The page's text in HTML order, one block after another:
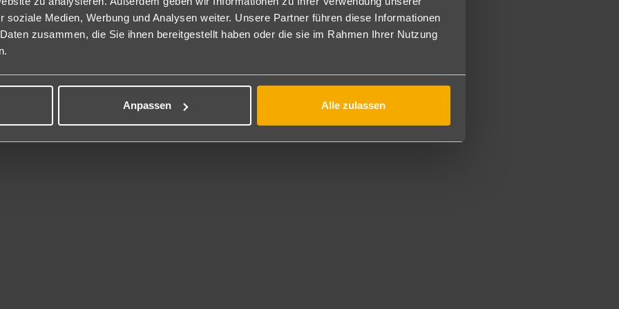
soziale Medien, Werbung und Analysen weiter. Unsere Partner führen diese Informationen
zusammen, die Sie ihnen bereitgestellt haben oder die sie im Rahmen Ihrer Nutzung
Anpassen Alle zulassen
von 18:30-21:30 Uhr (im Winter)/19-22 Uhr (im Sommer) in Buffetform. Tagsüber diverse Snacks an der Sandbar. Tee
von 15-17 Uhr an der Poolbar. Von 14-16 Uhr Eis zur Abkühlung an der Pool- und Beachbar.
lokale alkoholische (Wein nur zum Mittag- und Abendessen inklusive) und alkoholfreie Getränke von 10-24 Uhr an der
Boccia, Darts, Billard, Kicker, Shuffleboard, Bachvolleyball, Wasserpolo, Wassergymnastic, Fitnesstudio.
gegen Gebühr